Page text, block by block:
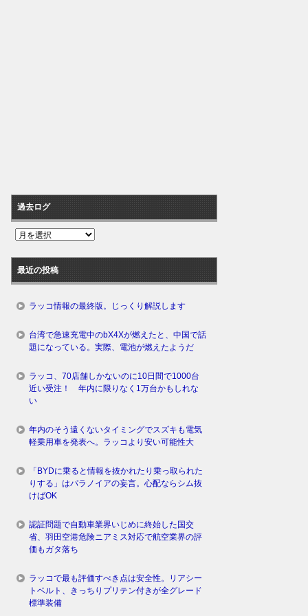
過去ログ
過
ロ
グ
最近の投稿
ラッコ情報の最終版。じっくり解説します
台湾で急速充電中のbX4Xが燃えたと、中国で話
題になっている。実際、電池が燃えたようだ
ラッコ、70店舗しかないのに10日間で1000台
近い受注！ 年内に限りなく1万台かもしれな
い
年内のそう遠くないタイミングでスズキも電気
軽乗用車を発表へ。ラッコより安い可能性大
「BYDに乗ると情報を抜かれたり乗っ取られた
りする」はパラノイアの妄言。心配ならシム抜
けばOK
認証問題で自動車業界いじめに終始した国交
省、羽田空港危険ニアミス対応で航空業界の評
価もガタ落ち
ラッコで最も評価すべき点は安全性。リアシー
トベルト、きっちりプリテン付きが全グレード
標準装備